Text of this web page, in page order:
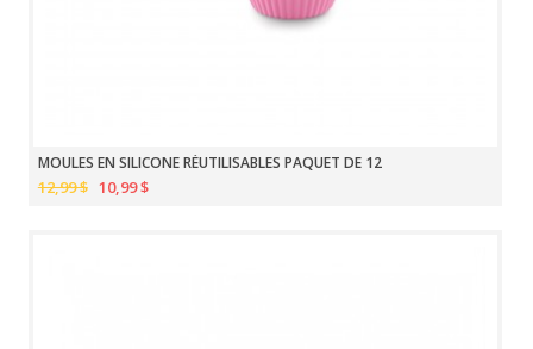
MOULES EN SILICONE RÉUTILISABLES PAQUET DE 12
12,99 $ 10,99 $